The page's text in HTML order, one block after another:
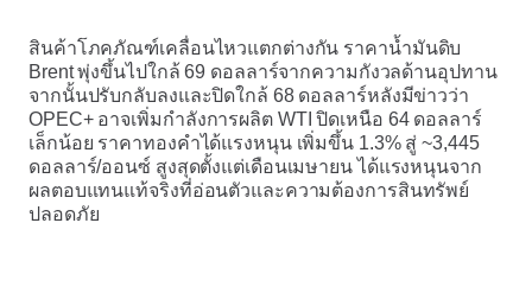
สินค้าโภคภัณฑ์เคลื่อนไหวแตกต่างกัน ราคาน้ำมันดิบ
Brent พุ่งขึ้นไปใกล้ 69 ดอลลาร์จากความกังวลด้านอุปทาน
จากนั้นปรับกลับลงและปิดใกล้ 68 ดอลลาร์หลังมีข่าวว่า
OPEC+ อาจเพิ่มกำลังการผลิต WTI ปิดเหนือ 64 ดอลลาร์
เล็กน้อย ราคาทองคำได้แรงหนุน เพิ่มขึ้น 1.3% สู่ ~3,445
ดอลลาร์/ออนซ์ สูงสุดตั้งแต่เดือนเมษายน ได้แรงหนุนจาก
ผลตอบแทนแท้จริงที่อ่อนตัวและความต้องการสินทรัพย์
ปลอดภัย